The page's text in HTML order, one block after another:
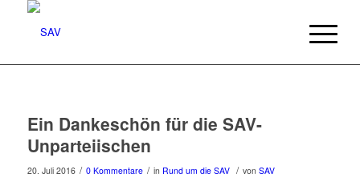
Ein Dankeschön für die SAV-
Unparteiischen
20. Juli 2016 / 0 Kommentare / in Rund um die SAV / von SAV